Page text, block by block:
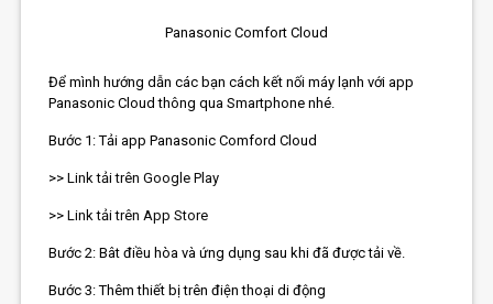
Panasonic Comfort Cloud
Để mình hướng dẫn các bạn cách kết nối máy lạnh với app
Panasonic Cloud thông qua Smartphone nhé.
Bước 1: Tải app Panasonic Comford Cloud
>>Link tải trên Google Play
>>Link tải trên App Store
Bước 2: Bât điều hòa và ứng dụng sau khi đã được tải về.
Bước 3: Thêm thiết bị trên điện thoại di động